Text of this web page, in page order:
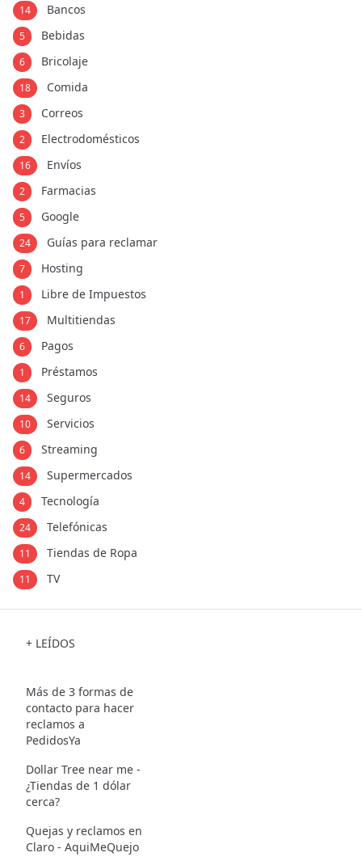
14 Bancos
5 Bebidas
6 Bricolaje
18 Comida
3 Correos
2 Electrodomésticos
16 Envíos
2 Farmacias
5 Google
24 Guías para reclamar
7 Hosting
1 Libre de Impuestos
17 Multitiendas
6 Pagos
1 Préstamos
14 Seguros
10 Servicios
6 Streaming
14 Supermercados
4 Tecnología
24 Telefónicas
11 Tiendas de Ropa
11 TV
+ LEÍDOS
Más de 3 formas de
contacto para hacer
reclamos a
PedidosYa
Dollar Tree near me -
¿Tiendas de 1 dólar
cerca?
Quejas y reclamos en
Claro - AquiMeQuejo